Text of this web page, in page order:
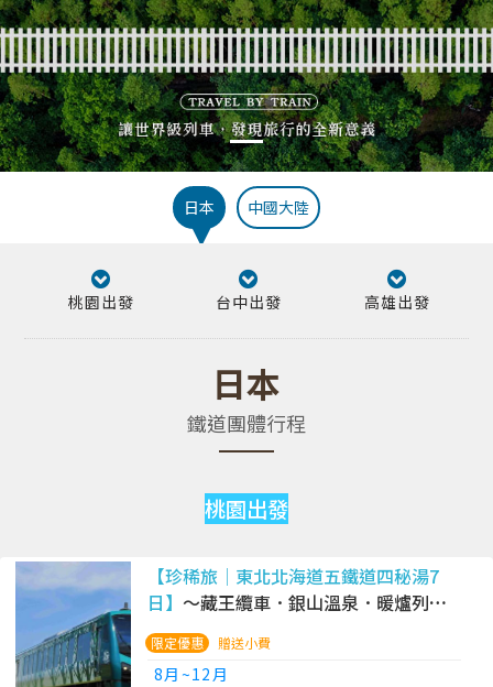
日本 中國大陸
桃園出發 台中出發 高雄出發
日本
鐵道團體行程
桃園出發
【珍稀旅│東北北海道五鐵道四秘湯7
日】 ～藏王纜車．銀山溫泉．暖爐列車
烤魷魚．JR五能線海岸列車．百萬夜景
函館
8月~12月
贈送小費